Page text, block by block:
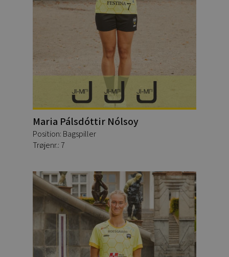
Maria Pálsdóttir Nólsoy
Position: Bagspiller
Trøjenr.: 7